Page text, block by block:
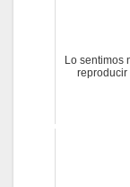
Lo sentimos
reproducir